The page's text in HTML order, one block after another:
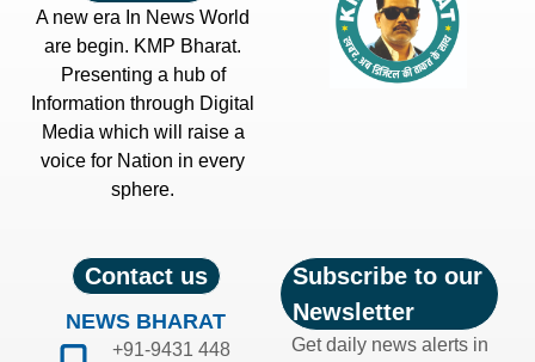
A new era In News World
are begin. KMP Bharat.
Presenting a hub of
Information through Digital
Media which will raise a
voice for Nation in every
sphere.
Contact us
NEWS BHARAT
+91-9431 448
Subscribe to our
Newsletter
Get daily news alerts in